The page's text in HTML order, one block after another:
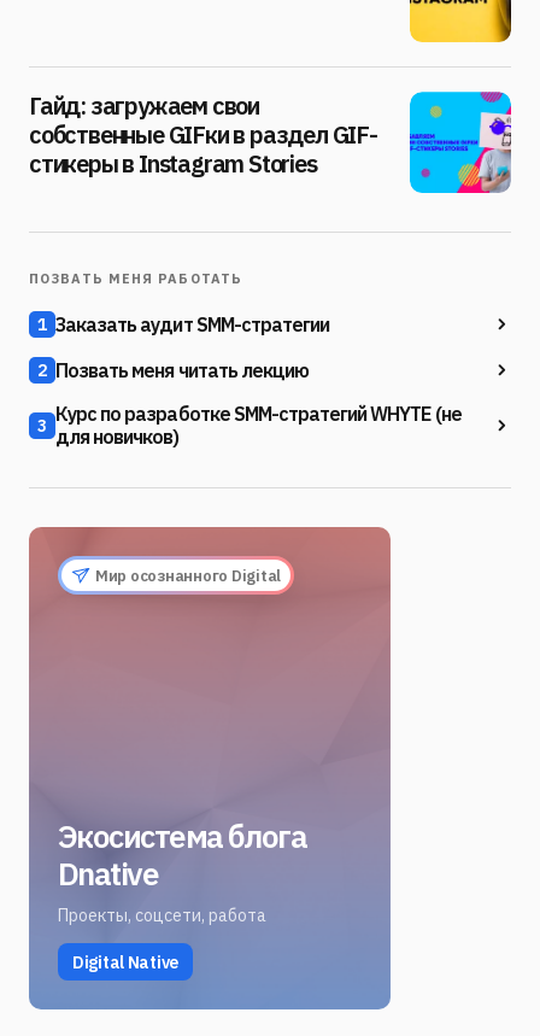
Гайд: загружаем свои
собственные GIFки в раздел GIF-
стикеры в Instagram Stories
ПОЗВАТЬ МЕНЯ РАБОТАТЬ
1 Заказать аудит SMM-стратегии
2 Позвать меня читать лекцию
3 Курс по разработке SMM-стратегий WHYTE (не
для новичков)
Мир осознанного Digital
Экосистема блога
Dnative
Проекты, соцсети, работа
Digital Native